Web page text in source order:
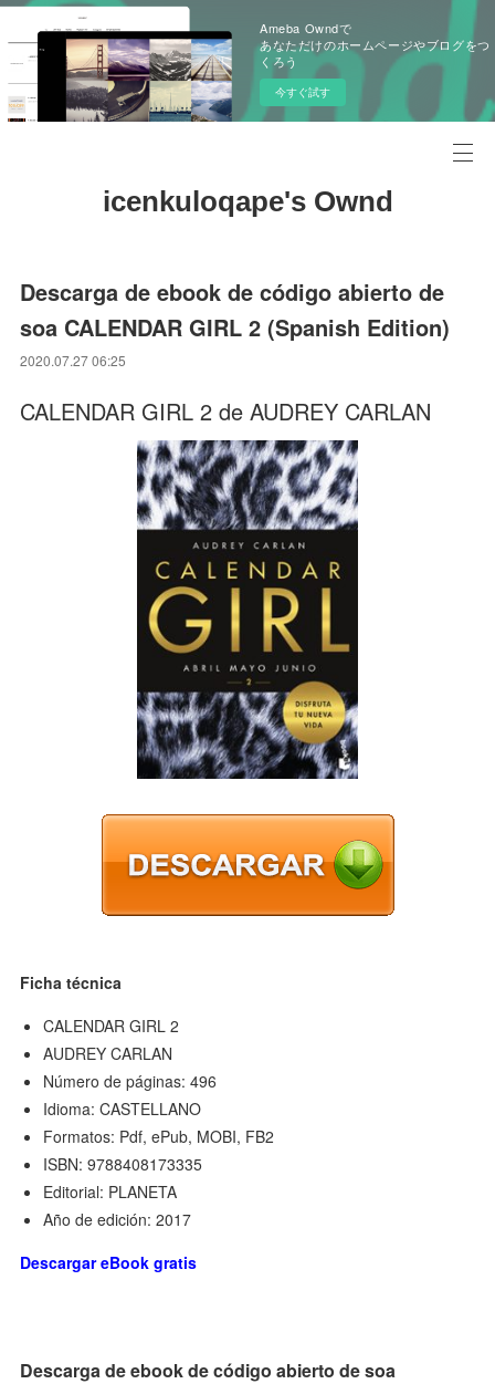
Ameba Owndで
あなただけのホームページやブログをつ
くろう
今すぐ試す
icenkuloqape's Ownd
Descarga de ebook de código abierto de
soa CALENDAR GIRL 2 (Spanish Edition)
2020.07.27 06:25
CALENDAR GIRL 2 de AUDREY CARLAN
Ficha técnica
CALENDAR GIRL 2
AUDREY CARLAN
Número de páginas: 496
Idioma: CASTELLANO
Formatos: Pdf, ePub, MOBI, FB2
ISBN: 9788408173335
Editorial: PLANETA
Año de edición: 2017
Descargar eBook gratis
Descarga de ebook de código abierto de soa